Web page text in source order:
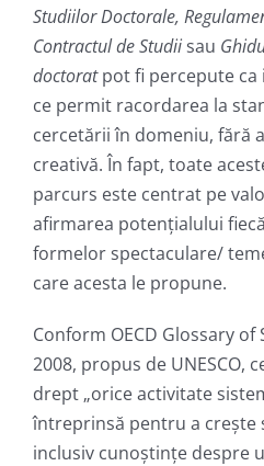
Studiilor Doctorale,
Contractul de Studiisau
doctoratpot fi percepute ca
ce permit racordarea la
cercetării în domeniu, fără
creativă. În fapt, toate
parcurs este centrat pe
afirmarea potențialului
formelor spectaculare/
care acesta le propune.
Conform OECD Glossary
2008, propus de UNESCO,
drept „orice activitate
întreprinsă pentru a crește
inclusiv cunoștințe despre